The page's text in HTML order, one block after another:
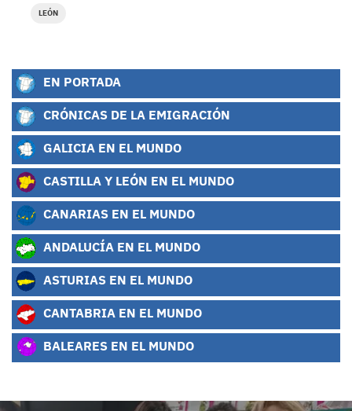
LEÓN
EN PORTADA
CRÓNICAS DE LA EMIGRACIÓN
GALICIA EN EL MUNDO
CASTILLA Y LEÓN EN EL MUNDO
CANARIAS EN EL MUNDO
ANDALUCÍA EN EL MUNDO
ASTURIAS EN EL MUNDO
CANTABRIA EN EL MUNDO
BALEARES EN EL MUNDO